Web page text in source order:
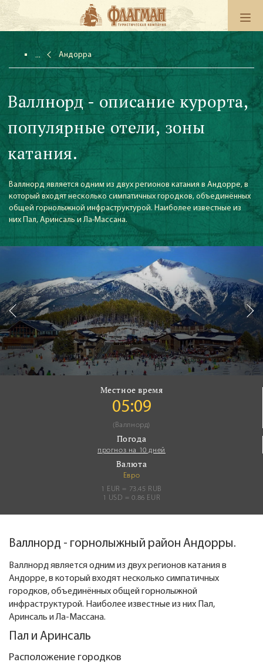
Андорра
Валлнорд - описание курорта,
популярные отели, зоны
катания.
Валлнорд является одним из двух регионов катания в Андорре, в
который входят несколько симпатичных городков, объединённых
общей горнолыжной инфраструктурой. Наиболее известные из
них Пал, Аринсаль и Ла-Массана.
Местное время
05:09
(Валлнорд)
Погода
прогноз на 10 дней
Валюта
Евро
1 EUR = 73.45 RUB
1 USD = 0.86 EUR
Валлнорд - горнолыжный район Андорры.
Валлнорд является одним из двух регионов катания в
Андорре, в который входят несколько симпатичных
городков, объединённых общей горнолыжной
инфраструктурой. Наиболее известные из них Пал,
Аринсаль и Ла-Массана.
Пал и Аринсаль
Расположение городков